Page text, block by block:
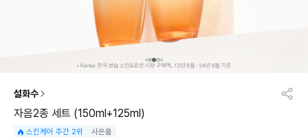
설화수
자음2종 세트 (150ml+125ml)
스킨케어 주간 2위 사은품